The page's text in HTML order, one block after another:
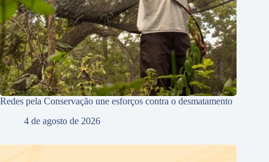
Redes pela Conservação une esforços contra o desmatamento
4 de agosto de 2026